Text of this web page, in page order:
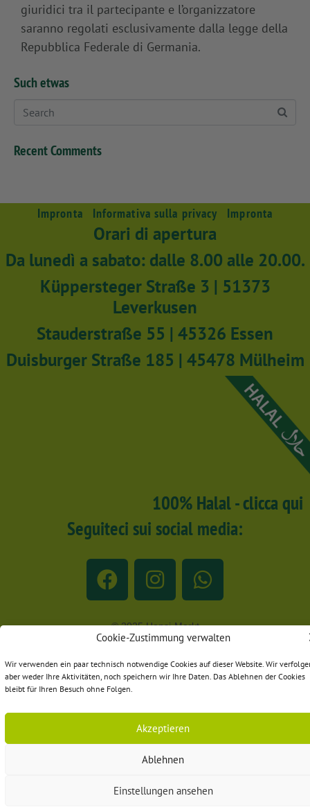
Cookie-Zustimmung verwalten
Wir verwenden ein paar technisch notwendige Cookies auf dieser Website. Wir
aber weder Ihre Aktivitäten, noch speichern wir Ihre Daten. Das Ablehnen der Cookies
bleibt für Ihren Besuch ohne Folgen.
Akzeptieren
Ablehnen
Einstellungen ansehen
giuridici tra il partecipante e l’organizzatore
saranno regolati esclusivamente dalla legge della
Repubblica Federale di Germania.
Such etwas
Recent Comments
Impronta Informativa sulla privacy Impronta
Orari di apertura
Da lunedì a sabato: dalle 8.00 alle 20.00.
Küppersteger Straße 3 | 51373
Leverkusen
Stauderstraße 55 | 45326 Essen
Duisburger Straße 185 | 45478 Mülheim
100% Halal - clicca qui
Seguiteci sui social media:
© 2025 Hepsi-Markt